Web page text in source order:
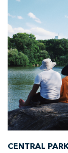
CENTRAL